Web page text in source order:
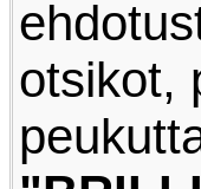
otsikot,